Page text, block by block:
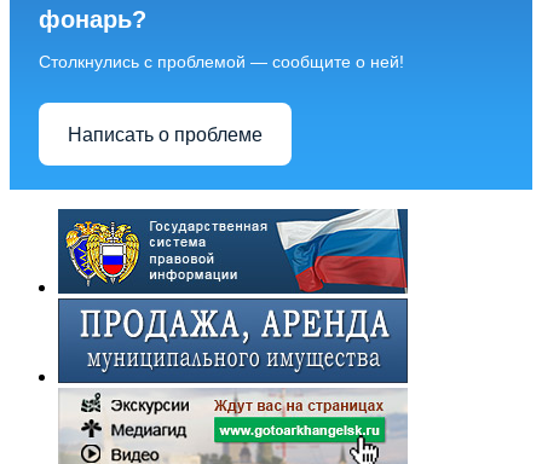
фонарь?
Столкнулись с проблемой — сообщите о ней!
Написать о проблеме